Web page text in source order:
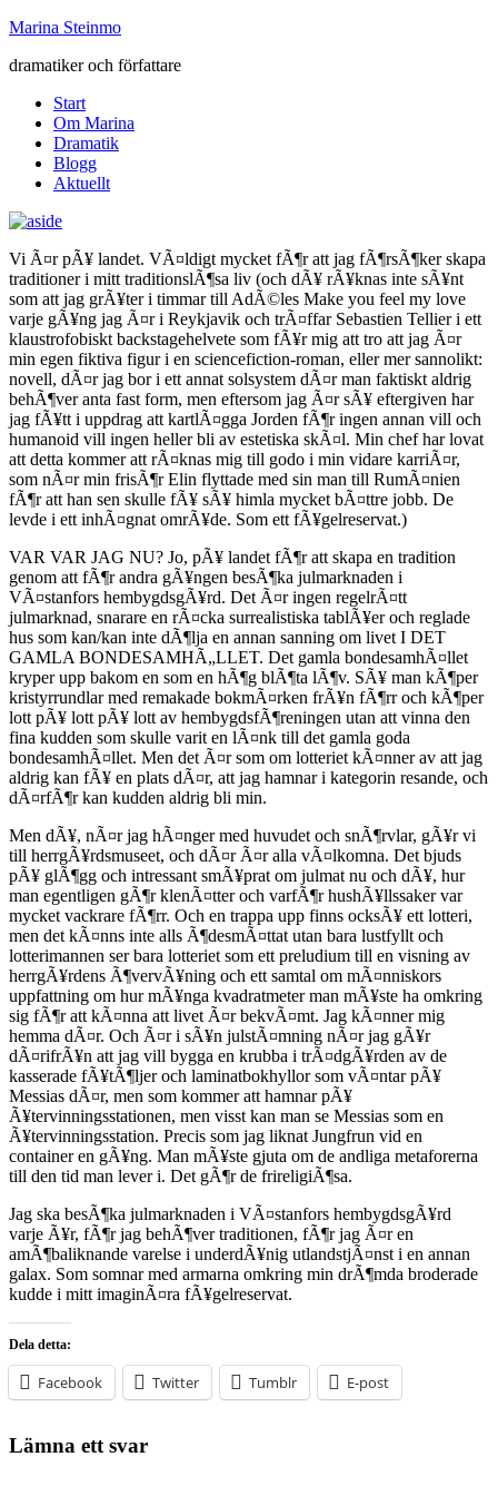
Marina Steinmo
dramatiker och författare
Start
Om Marina
Dramatik
Blogg
Aktuellt
Vi Ã¤r pÃ¥ landet. VÃ¤ldigt mycket fÃ¶r att jag fÃ¶rsÃ¶ker skapa
traditioner i mitt traditionslÃ¶sa liv (och dÃ¥ rÃ¥knas inte sÃ¥nt
som att jag grÃ¥ter i timmar till AdÃ©les Make you feel my love
varje gÃ¥ng jag Ã¤r i Reykjavik och trÃ¤ffar Sebastien Tellier i ett
klaustrofobiskt backstagehelvete som fÃ¥r mig att tro att jag Ã¤r
min egen fiktiva figur i en sciencefiction-roman, eller mer sannolikt:
novell, dÃ¤r jag bor i ett annat solsystem dÃ¤r man faktiskt aldrig
behÃ¶ver anta fast form, men eftersom jag Ã¤r sÃ¥ eftergiven har
jag fÃ¥tt i uppdrag att kartlÃ¤gga Jorden fÃ¶r ingen annan vill och
humanoid vill ingen heller bli av estetiska skÃ¤l. Min chef har lovat
att detta kommer att rÃ¤knas mig till godo i min vidare karriÃ¤r,
som nÃ¤r min frisÃ¶r Elin flyttade med sin man till RumÃ¤nien
fÃ¶r att han sen skulle fÃ¥ sÃ¥ himla mycket bÃ¤ttre jobb. De
levde i ett inhÃ¤gnat omrÃ¥de. Som ett fÃ¥gelreservat.)
VAR VAR JAG NU? Jo, pÃ¥ landet fÃ¶r att skapa en tradition
genom att fÃ¶r andra gÃ¥ngen besÃ¶ka julmarknaden i
VÃ¤stanfors hembygdsgÃ¥rd. Det Ã¤r ingen regelrÃ¤tt
julmarknad, snarare en rÃ¤cka surrealistiska tablÃ¥er och reglade
hus som kan/kan inte dÃ¶lja en annan sanning om livet I DET
GAMLA BONDESAMHÃ„LLET. Det gamla bondesamhÃ¤llet
kryper upp bakom en som en hÃ¶g blÃ¶ta lÃ¶v. SÃ¥ man kÃ¶per
kristyrrundlar med remakade bokmÃ¤rken frÃ¥n fÃ¶rr och kÃ¶per
lott pÃ¥ lott pÃ¥ lott av hembygdsfÃ¶reningen utan att vinna den
fina kudden som skulle varit en lÃ¤nk till det gamla goda
bondesamhÃ¤llet. Men det Ã¤r som om lotteriet kÃ¤nner av att jag
aldrig kan fÃ¥ en plats dÃ¤r, att jag hamnar i kategorin resande, och
dÃ¤rfÃ¶r kan kudden aldrig bli min.
Men dÃ¥, nÃ¤r jag hÃ¤nger med huvudet och snÃ¶rvlar, gÃ¥r vi
till herrgÃ¥rdsmuseet, och dÃ¤r Ã¤r alla vÃ¤lkomna. Det bjuds
pÃ¥ glÃ¶gg och intressant smÃ¥prat om julmat nu och dÃ¥, hur
man egentligen gÃ¶r klenÃ¤tter och varfÃ¶r hushÃ¥llssaker var
mycket vackrare fÃ¶rr. Och en trappa upp finns ocksÃ¥ ett lotteri,
men det kÃ¤nns inte alls Ã¶desmÃ¤ttat utan bara lustfyllt och
lotterimannen ser bara lotteriet som ett preludium till en visning av
herrgÃ¥rdens Ã¶vervÃ¥ning och ett samtal om mÃ¤nniskors
uppfattning om hur mÃ¥nga kvadratmeter man mÃ¥ste ha omkring
sig fÃ¶r att kÃ¤nna att livet Ã¤r bekvÃ¤mt. Jag kÃ¤nner mig
hemma dÃ¤r. Och Ã¤r i sÃ¥n julstÃ¤mning nÃ¤r jag gÃ¥r
dÃ¤rifrÃ¥n att jag vill bygga en krubba i trÃ¤dgÃ¥rden av de
kasserade fÃ¥tÃ¶ljer och laminatbokhyllor som vÃ¤ntar pÃ¥
Messias dÃ¤r, men som kommer att hamnar pÃ¥
Ã¥tervinningsstationen, men visst kan man se Messias som en
Ã¥tervinningsstation. Precis som jag liknat Jungfrun vid en
container en gÃ¥ng. Man mÃ¥ste gjuta om de andliga metaforerna
till den tid man lever i. Det gÃ¶r de frireligiÃ¶sa.
Jag ska besÃ¶ka julmarknaden i VÃ¤stanfors hembygdsgÃ¥rd
varje Ã¥r, fÃ¶r jag behÃ¶ver traditionen, fÃ¶r jag Ã¤r en
amÃ¶baliknande varelse i underdÃ¥nig utlandstjÃ¤nst i en annan
galax. Som somnar med armarna omkring min drÃ¶mda broderade
kudde i mitt imaginÃ¤ra fÃ¥gelreservat.
Dela detta:
Facebook Twitter Tumblr E-post
Lämna ett svar